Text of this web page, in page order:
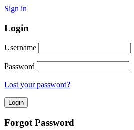
Sign in
Login
Username
Password
Lost your password?
Forgot Password